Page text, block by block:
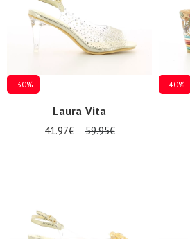
-30%
Laura Vita
41.97€ 59.95€
-40%